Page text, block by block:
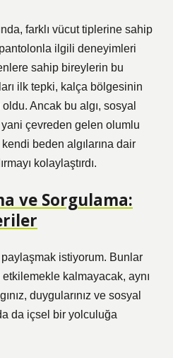
farklı vücut tiplerine sahip
ilgili deneyimleri
sahip bireylerin bu
ilk tepki, kalça bölgesinin
Ancak bu algı, sosyal
yani çevreden gelen olumlu
beden algılarına dair
kolaylaştırdı.
ve Sorgulama:
istiyorum. Bunlar
kalmayacak, aynı
duygularınız ve sosyal
da içsel bir yolculuğa